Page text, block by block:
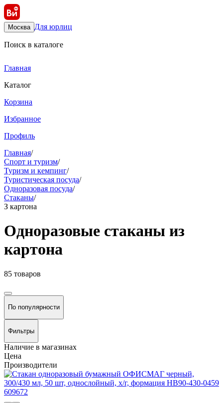
Москва Для юрлиц
Поиск в каталоге
Главная
Каталог
Корзина
Избранное
Профиль
Главная/
Спорт и туризм/
Туризм и кемпинг/
Туристическая посуда/
Одноразовая посуда/
Стаканы/
З картона
Одноразовые стаканы из
картона
85 товаров
По популярности
Фильтры
Наличие в магазинах
Цена
Производители